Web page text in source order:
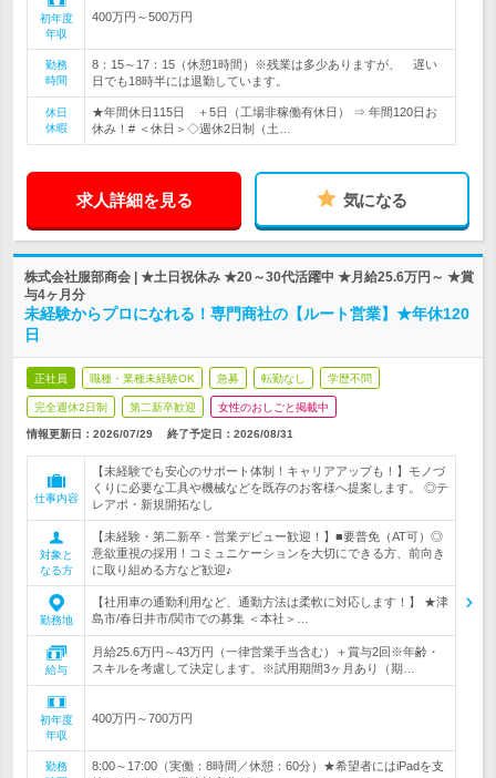
初年度
年収
400万円～500万円
勤務
時間
8：15～17：15（休憩1時間）※残業は多少ありますが、 遅い
日でも18時半には退勤しています。
休日
休暇
★年間休日115日 ＋5日（工場非稼働有休日） ⇒ 年間120日お
休み！# ＜休日＞◇週休2日制（土…
求人詳細を見る 気になる
株式会社服部商会 | ★土日祝休み ★20～30代活躍中 ★月給25.6万円～ ★賞
与4ヶ月分
未経験からプロになれる！専門商社の【ルート営業】★年休120
日
正社員 職種・業種未経験OK 急募 転勤なし 学歴不問
完全週休2日制 第二新卒歓迎 女性のおしごと掲載中
情報更新日：2026/07/29 終了予定日： 2026/08/31
仕事内容
【未経験でも安心のサポート体制！キャリアアップも！】モノづ
くりに必要な工具や機械などを既存のお客様へ提案します。 ◎テ
レアポ・新規開拓なし
対象と
なる方
【未経験・第二新卒・営業デビュー歓迎！】■要普免（AT可）◎
意欲重視の採用！コミュニケーションを大切にできる方、前向き
に取り組める方など歓迎♪
勤務地
【社用車の通勤利用など、通勤方法は柔軟に対応します！】 ★津
島市/春日井市/関市での募集 ＜本社＞…
給与
月給25.6万円～43万円（一律営業手当含む）＋賞与2回※年齢・
スキルを考慮して決定します。※試用期間3ヶ月あり（期…
初年度
年収
400万円～700万円
勤務
8:00～17:00（実働：8時間／休憩：60分）★希望者にはiPadを支